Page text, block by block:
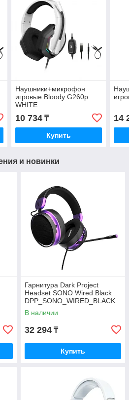
Наушники+микрофон
игровые Bloody G260p
WHITE
10 734₸
Купить
14
и новинки
Гарнитура Dark Project
Headset SONO Wired Black
DPP_SONO_WIRED_BLACK
В наличии
32 294 ₸
Купить